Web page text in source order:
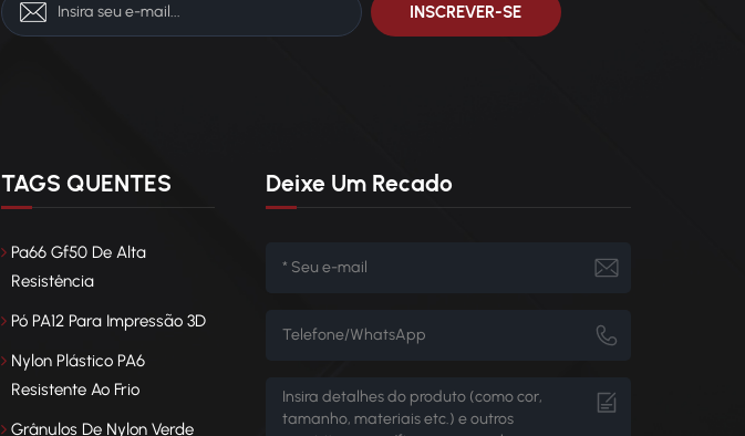
TAGS QUENTES
Pa66 Gf50 De Alta
Resistência
Pó PA12 Para Impressão 3D
Nylon Plástico PA6
Resistente Ao Frio
Grânulos De Nylon Verde
Deixe Um Recado